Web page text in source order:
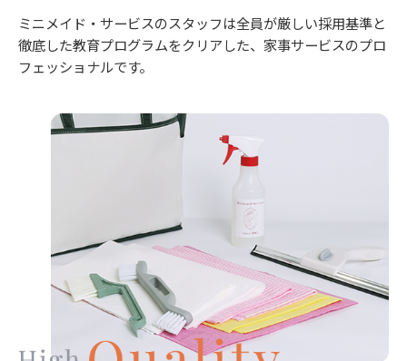
ミニメイド・サービスのスタッフは全員が厳しい採用基準と
徹底した教育プログラムをクリアした、家事サービスのプロ
フェッショナルです。